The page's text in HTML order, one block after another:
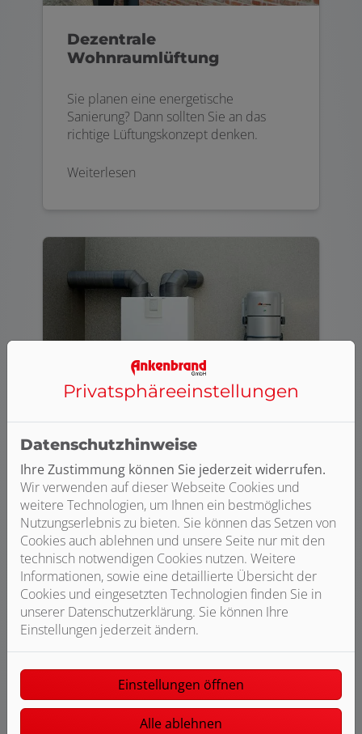
Dezentrale
Wohnraumlüftung
Sie planen eine energetische
Sanierung? Dann sollten Sie an das
richtige Lüftungskonzept denken.
Weiterlesen
Zentrale Wohnraumlüftung
Sie planen einen Neubau und suchen
eine möglichst energieeffiziente
Möglichkeit der Lüftung? Sie wollen
Sommer wie Winter ein angenehmes
Raumklima? Dann ist eine zentrale
Wohnraumlüftung die ideale Lösung für
Sie.
Weiterlesen
Privatsphäre­einstellungen
Datenschutzhinweise
Ihre Zustimmung können Sie jederzeit widerrufen.
Wir verwenden auf dieser Webseite Cookies und
weitere Technologien, um Ihnen ein bestmögliches
Nutzungserlebnis zu bieten. Sie können das Setzen von
Cookies auch ablehnen und unsere Seite nur mit den
technisch notwendigen Cookies nutzen. Weitere
Informationen, sowie eine detaillierte Übersicht der
Cookies und eingesetzten Technologien finden Sie in
unserer Datenschutzerklärung. Sie können Ihre
Einstellungen jederzeit ändern.
Einstellungen öffnen
Alle ablehnen